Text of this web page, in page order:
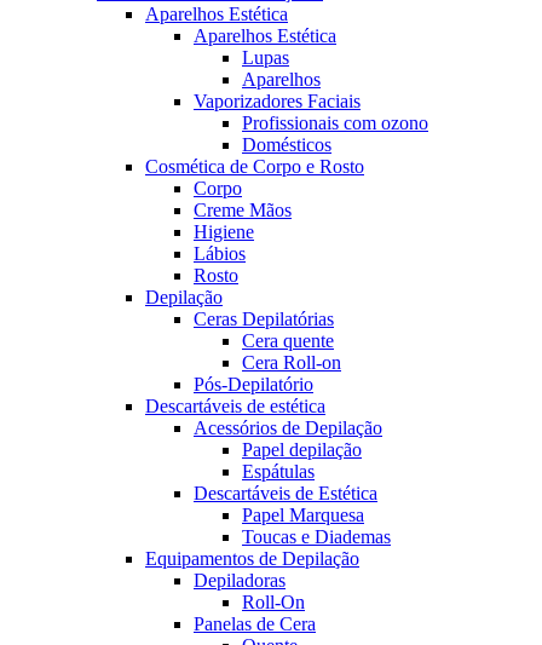
Aparelhos Estética
Aparelhos Estética
Lupas
Aparelhos
Vaporizadores Faciais
Profissionais com ozono
Domésticos
Cosmética de Corpo e Rosto
Corpo
Creme Mãos
Higiene
Lábios
Rosto
Depilação
Ceras Depilatórias
Cera quente
Cera Roll-on
Pós-Depilatório
Descartáveis de estética
Acessórios de Depilação
Papel depilação
Espátulas
Descartáveis de Estética
Papel Marquesa
Toucas e Diademas
Equipamentos de Depilação
Depiladoras
Roll-On
Panelas de Cera